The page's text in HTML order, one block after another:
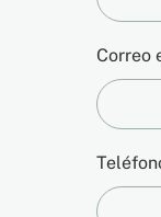
Correo